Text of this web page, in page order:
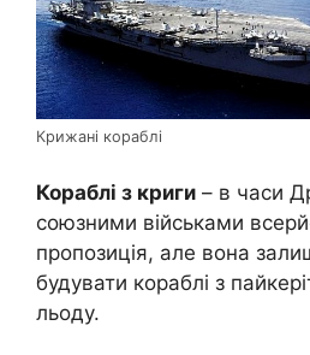
Крижані кораблі
Кораблі з криги – в часи
союзними військами
пропозиція, але вона
будувати кораблі з
льоду.